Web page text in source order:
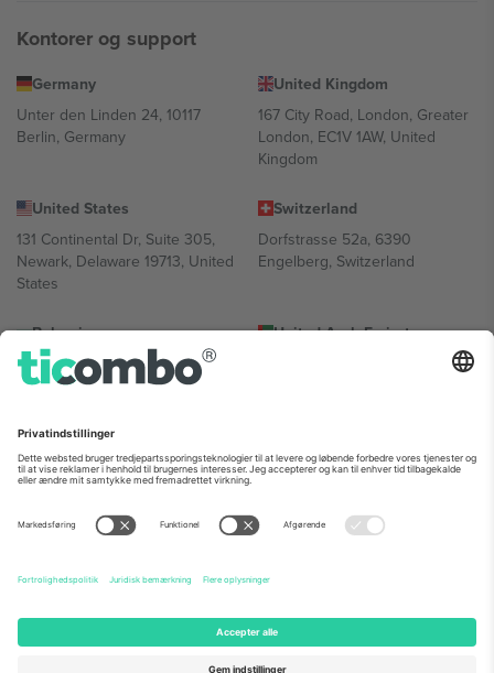
Kontorer og support
Germany
Unter den Linden 24, 10117
Berlin, Germany
United Kingdom
167 City Road, London, Greater
London, EC1V 1AW, United
Kingdom
United States
131 Continental Dr, Suite 305,
Newark, Delaware 19713, United
States
Switzerland
Dorfstrasse 52a, 6390
Engelberg, Switzerland
Bulgaria
Regus Sofia City West, bul
Totleben 53-55, 1606 Sofia,
United Arab Emirates
UAE Dubai Silicon Oasis, DDP
Mexico
Av Chapultepec 360, Roma
Norte, Cuauhtémoc, 06700
Ciudad de México, CDMX,
sted, begivenhed og/eller domæne. For detaljer se den specifikke
begivenhedsside, tryk og vilkår.,Virksomhed
Ticombo. Alle rettigheder forbeholdes.